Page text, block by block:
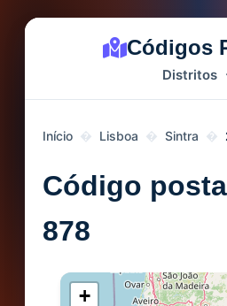
Códigos
Distritos
Início Lisboa Sintra
Código
878
+